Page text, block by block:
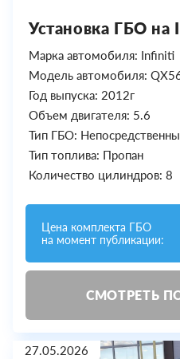
Установка ГБО на
Марка автомобиля: Infiniti
Модель автомобиля:
Год выпуска: 2012г
Объем двигателя: 5.6
Тип ГБО:
Тип топлива: Пропан
Количество цилиндров: 8
Цена комплекта ГБО
на момент публикации:
СМОТРЕТЬ
27.05.2026